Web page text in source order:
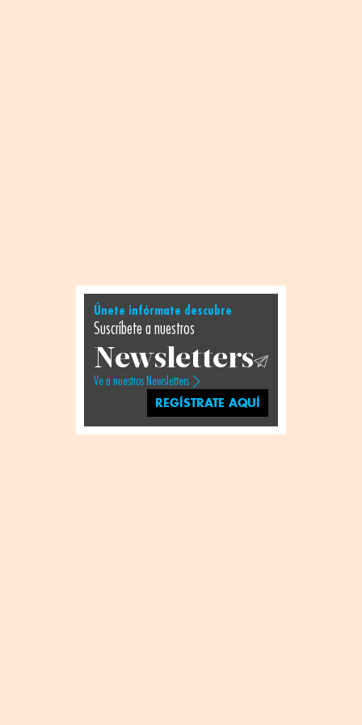
Únete infórmate descubre
Suscríbete a nuestros
Newsletters
Ve a nuestros Newsletters
REGÍSTRATE AQUÍ